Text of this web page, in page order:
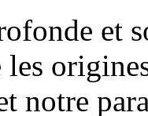
et
notre